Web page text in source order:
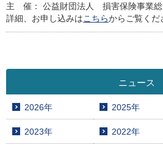
主 催： 公益財団法人 損害保険事業総
詳細、お申し込みはこちらからご覧くだ
ニュース
2026年 2025年
2023年 2022年